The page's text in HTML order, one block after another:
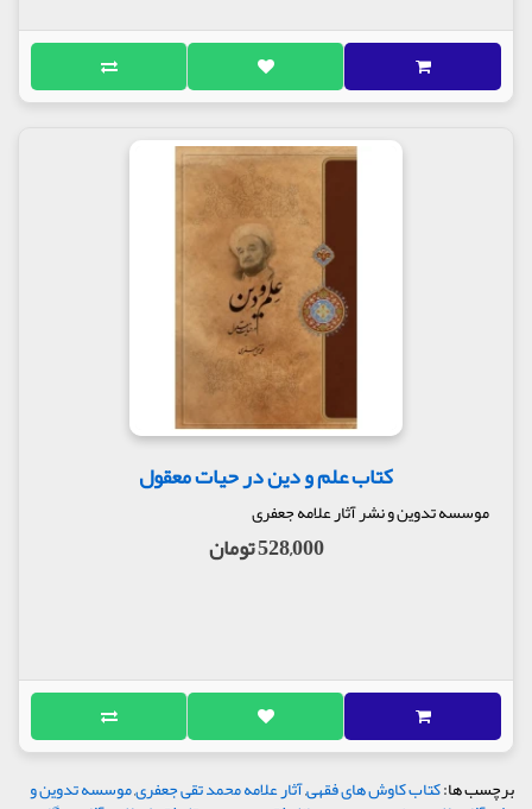
کتاب علم و دین در حیات معقول
موسسه تدوین و نشر آثار علامه جعفری
528,000 تومان
برچسب ها:کتاب کاوش های فقهی,آثار علامه محمد تقی جعفری,موسسه تدوین و